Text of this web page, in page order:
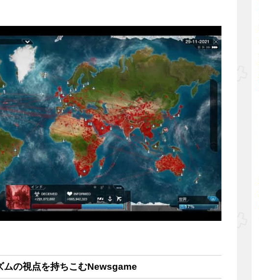
ムの視点を持ちこむNewsgame